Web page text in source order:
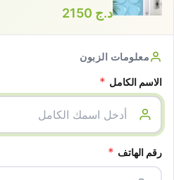
د.ج
معلومات الزبون
الاسم الكامل *
رقم الهاتف *